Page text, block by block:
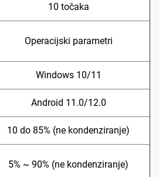
10 točaka
Operacijski parametri
Windows 10/11
Android 11.0/12.0
10 do 85% (ne kondenziranje)
5% ~ 90% (ne kondenziranje)